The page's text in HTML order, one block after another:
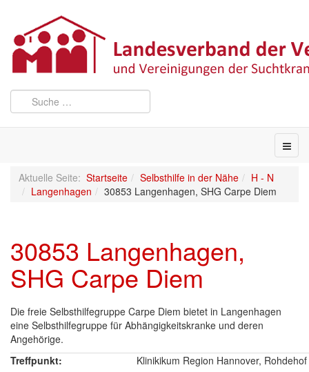
Aktuelle Seite: Startseite Selbsthilfe in der Nähe
H - N
Langenhagen
30853 Langenhagen, SHG Carpe Diem
30853 Langenhagen,
SHG Carpe Diem
Die freie Selbsthilfegruppe Carpe Diem bietet in Langenhagen
eine Selbsthilfegruppe für Abhängigkeitskranke und deren
Angehörige.
Treffpunkt:
Klinikikum Region Hannover,